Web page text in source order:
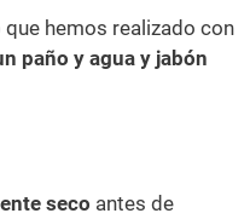
hemos realizado con
paño y agua y jabón
seco antes de